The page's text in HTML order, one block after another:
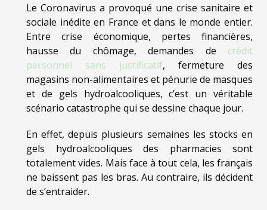
Le Coronavirus a provoqué une crise sanitaire et
sociale inédite en France et dans le monde entier.
Entre crise économique, pertes financières,
hausse du chômage, demandes de crédit
personnel sans justificatif, fermeture des
magasins non-alimentaires et pénurie de masques
et de gels hydroalcooliques, c’est un véritable
scénario catastrophe qui se dessine chaque jour.
En effet, depuis plusieurs semaines les stocks en
gels hydroalcooliques des pharmacies sont
totalement vides. Mais face à tout cela, les français
ne baissent pas les bras. Au contraire, ils décident
de s’entraider.